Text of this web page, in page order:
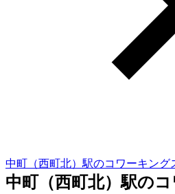
中町（西町北）駅のコワーキング
中町（西町北）駅の